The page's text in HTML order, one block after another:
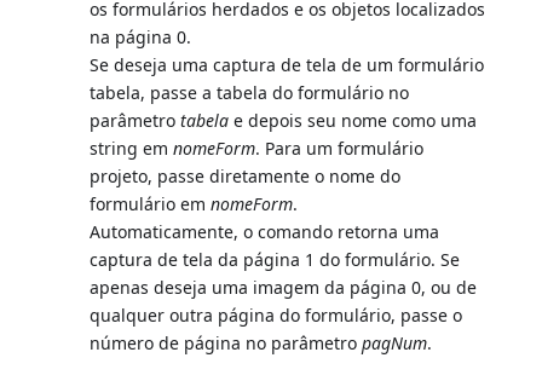
os formulários herdados e os objetos localizados
na página 0.
Se deseja uma captura de tela de um formulário
tabela, passe a tabela do formulário no
parâmetrotabela e depois seu nome como uma
string emnomeForm. Para um formulário
projeto, passe diretamente o nome do
formulário emnomeForm.
Automaticamente, o comando retorna uma
captura de tela da página 1 do formulário. Se
apenas deseja uma imagem da página 0, ou de
qualquer outra página do formulário, passe o
número de página no parâmetropagNum.